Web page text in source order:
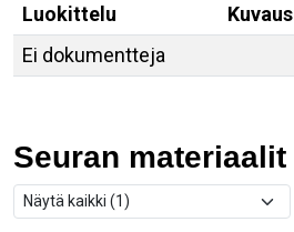
Luokittelu Kuvaus
Ei dokumentteja
Seuran materiaalit